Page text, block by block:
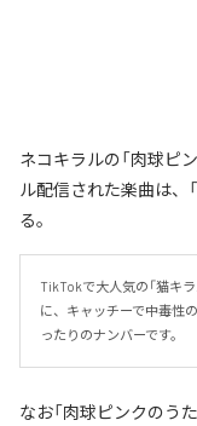
ネコキラルの「肉球ピ
ル配信された楽曲は、
る。
TikTokで大人気の「猫キ
に、キャッチーで中毒性
ったりのナンバーです。
なお「肉球ピンクのうた